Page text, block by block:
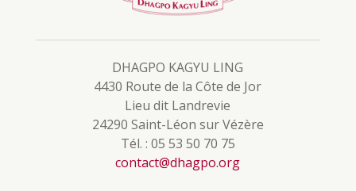
DHAGPO KAGYU LING
4430 Route de la Côte de Jor
Lieu dit Landrevie
24290 Saint-Léon sur Vézère
Tél. : 05 53 50 70 75
contact@dhagpo.org